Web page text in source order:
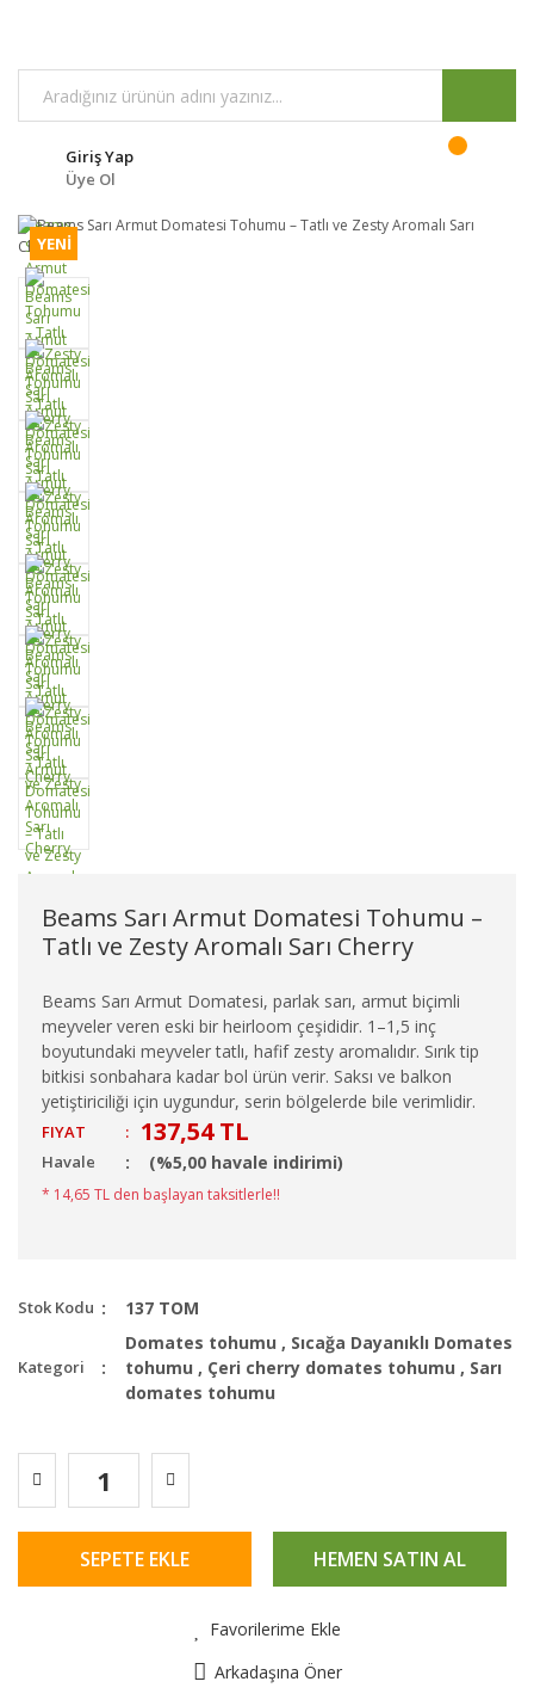
Giriş Yap
Üye Ol
YENİ
Beams Sarı Armut Domatesi Tohumu –
Tatlı ve Zesty Aromalı Sarı Cherry
Beams Sarı Armut Domatesi, parlak sarı, armut biçimli
meyveler veren eski bir heirloom çeşididir. 1–1,5 inç
boyutundaki meyveler tatlı, hafif zesty aromalıdır. Sırık tip
bitkisi sonbahara kadar bol ürün verir. Saksı ve balkon
yetiştiriciliği için uygundur, serin bölgelerde bile verimlidir.
FIYAT : 137,54 TL
Havale (%5,00 havale indirimi)
* 14,65 TL den başlayan taksitlerle!!
Stok Kodu 137 TOM
Kategori
Domates tohumu , Sıcağa Dayanıklı Domates
tohumu , Çeri cherry domates tohumu , Sarı
domates tohumu
SEPETE EKLE HEMEN SATIN AL
Favorilerime Ekle
Arkadaşına Öner